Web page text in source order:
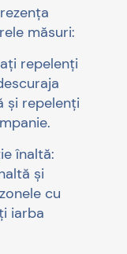
măsuri:
repelenți
și repelenți
înaltă:
și
cu
iarba